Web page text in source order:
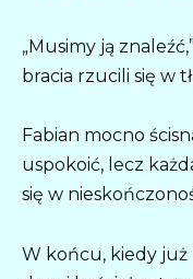
„Musimy ją
bracia rzucili się w
Fabian mocno
uspokoić, lecz
się w
W końcu, kiedy już